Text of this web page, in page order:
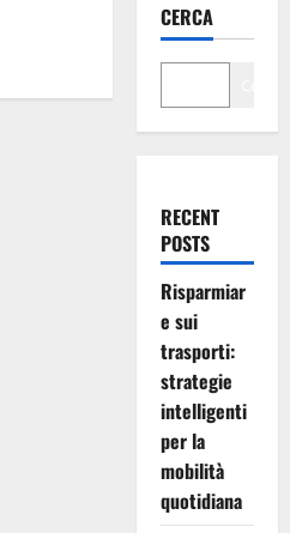
CERCA
RECENT
POSTS
Risparmiar
e sui
trasporti:
strategie
intelligenti
per la
mobilità
quotidiana